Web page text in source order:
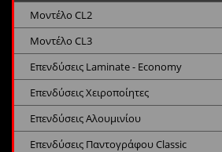
Μοντέλο CL2
Μοντέλο CL3
Επενδύσεις Laminate - Economy
Επενδύσεις Χειροποίητες
Επενδύσεις Αλουμινίου
Επενδύσεις Παντογράφου Classic